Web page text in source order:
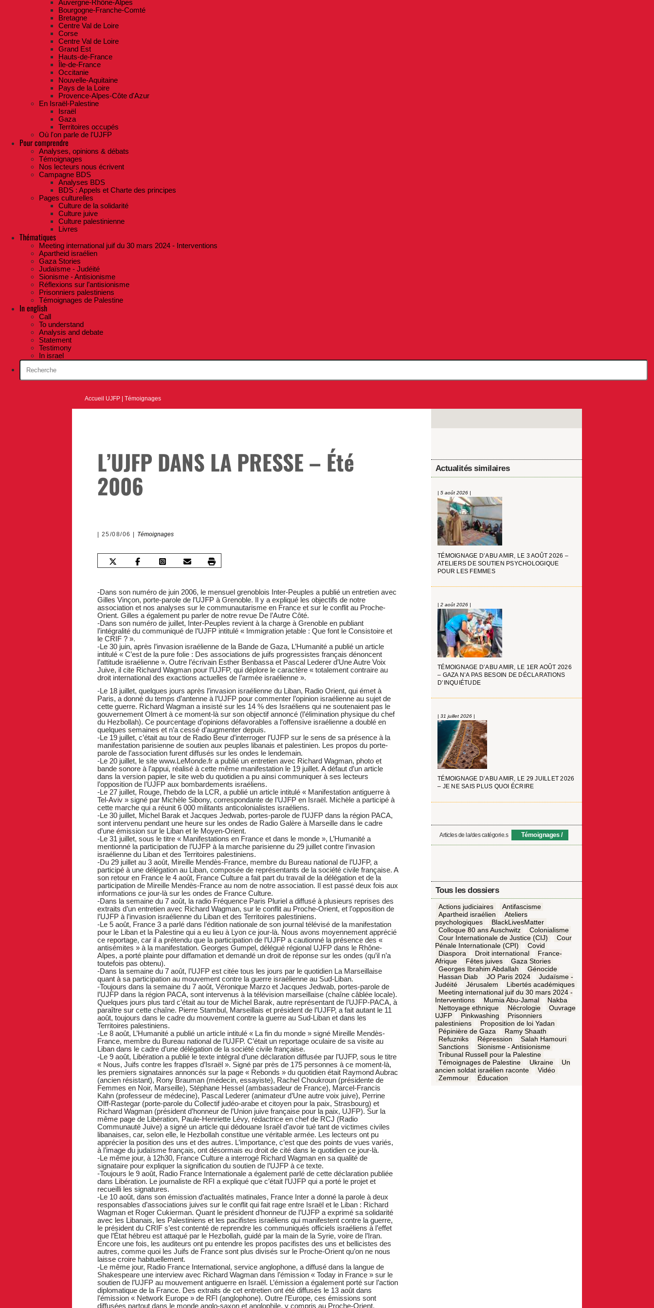
Auvergne-Rhône-Alpes
Bourgogne-Franche-Comté
Bretagne
Centre Val de Loire
Corse
Centre Val de Loire
Grand Est
Hauts-de-France
Île-de-France
Occitanie
Nouvelle-Aquitaine
Pays de la Loire
Provence-Alpes-Côte d'Azur
En Israël-Palestine
Israël
Gaza
Territoires occupés
Où l'on parle de l'UJFP
Pour comprendre
Analyses, opinions & débats
Témoignages
Nos lecteurs nous écrivent
Campagne BDS
Analyses BDS
BDS : Appels et Charte des principes
Pages culturelles
Culture de la solidarité
Culture juive
Culture palestinienne
Livres
Thématiques
Meeting international juif du 30 mars 2024 - Interventions
Apartheid israélien
Gaza Stories
Judaïsme - Judéité
Sionisme - Antisionisme
Réflexions sur l’antisionisme
Prisonniers palestiniens
Témoignages de Palestine
In english
Call
To understand
Analysis and debate
Statement
Testimony
In israel
Accueil UJFP |Témoignages
L’UJFP DANS LA PRESSE – Été
2006
25/08/06 Témoignages
-Dans son numéro de juin 2006, le mensuel grenoblois Inter-Peuples a publié un entretien avec
Gilles Vinçon, porte-parole de l’UJFP à Grenoble. Il y a expliqué les objectifs de notre
association et nos analyses sur le communautarisme en France et sur le conflit au Proche-
Orient. Gilles a également pu parler de notre revue De l’Autre Côté.
-Dans son numéro de juillet, Inter-Peuples revient à la charge à Grenoble en publiant
l’intégralité du communiqué de l’UJFP intitulé « Immigration jetable : Que font le Consistoire et
le CRIF ? ».
-Le 30 juin, après l’invasion israélienne de la Bande de Gaza, L’Humanité a publié un article
intitulé « C’est de la pure folie : Des associations de juifs progressistes français dénoncent
l’attitude israélienne ». Outre l’écrivain Esther Benbassa et Pascal Lederer d’Une Autre Voix
Juive, il cite Richard Wagman pour l’UJFP, qui déplore le caractère « totalement contraire au
droit international des exactions actuelles de l’armée israélienne ».
-Le 18 juillet, quelques jours après l’invasion israélienne du Liban, Radio Orient, qui émet à
Paris, a donné du temps d’antenne à l’UJFP pour commenter l’opinion israélienne au sujet de
cette guerre. Richard Wagman a insisté sur les 14 % des Israéliens qui ne soutenaient pas le
gouvernement Olmert à ce moment-là sur son objectif annoncé (l’élimination physique du chef
du Hezbollah). Ce pourcentage d’opinions défavorables a l’offensive israélienne a doublé en
quelques semaines et n’a cessé d’augmenter depuis.
-Le 19 juillet, c’était au tour de Radio Beur d’interroger l’UJFP sur le sens de sa présence à la
manifestation parisienne de soutien aux peuples libanais et palestinien. Les propos du porte-
parole de l’association furent diffusés sur les ondes le lendemain.
-Le 20 juillet, le site www.LeMonde.fr a publié un entretien avec Richard Wagman, photo et
bande sonore à l’appui, réalisé à cette même manifestation le 19 juillet. A défaut d’un article
dans la version papier, le site web du quotidien a pu ainsi communiquer à ses lecteurs
l’opposition de l’UJFP aux bombardements israéliens.
-Le 27 juillet, Rouge, l’hebdo de la LCR, a publié un article intitulé « Manifestation antiguerre à
Tel-Aviv » signé par Michèle Sibony, correspondante de l’UJFP en Israël. Michèle a participé à
cette marche qui a réunit 6 000 militants anticolonialistes israéliens.
-Le 30 juillet, Michel Barak et Jacques Jedwab, portes-parole de l’UJFP dans la région PACA,
sont intervenu pendant une heure sur les ondes de Radio Galère à Marseille dans le cadre
d’une émission sur le Liban et le Moyen-Orient.
-Le 31 juillet, sous le titre « Manifestations en France et dans le monde », L’Humanité a
mentionné la participation de l’UJFP à la marche parisienne du 29 juillet contre l’invasion
israélienne du Liban et des Territoires palestiniens.
-Du 29 juillet au 3 août, Mireille Mendès-France, membre du Bureau national de l’UJFP, a
participé à une délégation au Liban, composée de représentants de la société civile française. A
son retour en France le 4 août, France Culture a fait part du travail de la délégation et de la
participation de Mireille Mendès-France au nom de notre association. Il est passé deux fois aux
informations ce jour-là sur les ondes de France Culture.
-Dans la semaine du 7 août, la radio Fréquence Paris Pluriel a diffusé à plusieurs reprises des
extraits d’un entretien avec Richard Wagman, sur le conflit au Proche-Orient, et l’opposition de
l’UJFP à l’invasion israélienne du Liban et des Territoires palestiniens.
-Le 5 août, France 3 a parlé dans l’édition nationale de son journal télévisé de la manifestation
pour le Liban et la Palestine qui a eu lieu à Lyon ce jour-là. Nous avons moyennement apprécié
ce reportage, car il a prétendu que la participation de l’UJFP a cautionné la présence des «
antisémites » à la manifestation. Georges Gumpel, délégué régional UJFP dans le Rhône-
Alpes, a porté plainte pour diffamation et demandé un droit de réponse sur les ondes (qu’il n’a
toutefois pas obtenu).
-Dans la semaine du 7 août, l’UJFP est citée tous les jours par le quotidien La Marseillaise
quant à sa participation au mouvement contre la guerre israélienne au Sud-Liban.
-Toujours dans la semaine du 7 août, Véronique Marzo et Jacques Jedwab, portes-parole de
l’UJFP dans la région PACA, sont intervenus à la télévision marseillaise (chaîne câblée locale).
Quelques jours plus tard c’était au tour de Michel Barak, autre représentant de l’UJFP-PACA, à
paraître sur cette chaîne. Pierre Stambul, Marseillais et président de l’UJFP, a fait autant le 11
août, toujours dans le cadre du mouvement contre la guerre au Sud-Liban et dans les
Territoires palestiniens.
-Le 8 août, L’Humanité a publié un article intitulé « La fin du monde » signé Mireille Mendès-
France, membre du Bureau national de l’UJFP. C’était un reportage oculaire de sa visite au
Liban dans le cadre d’une délégation de la société civile française.
-Le 9 août, Libération a publié le texte intégral d’une déclaration diffusée par l’UJFP, sous le titre
« Nous, Juifs contre les frappes d’Israël ». Signé par près de 175 personnes à ce moment-là,
les premiers signataires annoncés sur la page « Rebonds » du quotidien était Raymond Aubrac
(ancien résistant), Rony Brauman (médecin, essayiste), Rachel Choukroun (présidente de
Femmes en Noir, Marseille), Stéphane Hessel (ambassadeur de France), Marcel-Francis
Kahn (professeur de médecine), Pascal Lederer (animateur d’Une autre voix juive), Perrine
Olff-Rastegar (porte-parole du Collectif judéo-arabe et citoyen pour la paix, Strasbourg) et
Richard Wagman (président d’honneur de l’Union juive française pour la paix, UJFP). Sur la
même page de Libération, Paule-Henriette Lévy, rédactrice en chef de RCJ (Radio
Communauté Juive) a signé un article qui dédouane Israël d’avoir tué tant de victimes civiles
libanaises, car, selon elle, le Hezbollah constitue une véritable armée. Les lecteurs ont pu
apprécier la position des uns et des autres. L’importance, c’est que des points de vues variés,
à l’image du judaïsme français, ont désormais eu droit de cité dans le quotidien ce jour-là.
-Le même jour, à 12h30, France Culture a interrogé Richard Wagman en sa qualité de
signataire pour expliquer la signification du soutien de l’UJFP à ce texte.
-Toujours le 9 août, Radio France Internationale a également parlé de cette déclaration publiée
dans Libération. Le journaliste de RFI a expliqué que c’était l’UJFP qui a porté le projet et
recueilli les signatures.
-Le 10 août, dans son émission d’actualités matinales, France Inter a donné la parole à deux
responsables d’associations juives sur le conflit qui fait rage entre Israël et le Liban : Richard
Wagman et Roger Cukierman. Quant le président d’honneur de l’UJFP a exprimé sa solidarité
avec les Libanais, les Palestiniens et les pacifistes israéliens qui manifestent contre la guerre,
le président du CRIF s’est contenté de reprendre les communiqués officiels israéliens à l’effet
que l’État hébreu est attaqué par le Hezbollah, guidé par la main de la Syrie, voire de l’Iran.
Encore une fois, les auditeurs ont pu entendre les propos pacifistes des uns et bellicistes des
autres, comme quoi les Juifs de France sont plus divisés sur le Proche-Orient qu’on ne nous
laisse croire habituellement.
-Le même jour, Radio France International, service anglophone, a diffusé dans la langue de
Shakespeare une interview avec Richard Wagman dans l’émission « Today in France » sur le
soutien de l’UJFP au mouvement antiguerre en Israël. L’émission a également porté sur l’action
diplomatique de la France. Des extraits de cet entretien ont été diffusés le 13 août dans
l’émission « Network Europe » de RFI (anglophone). Outre l’Europe, ces émissions sont
diffusées partout dans le monde anglo-saxon et anglophile, y compris au Proche-Orient.
Actualités similaires
| 5 août 2026 |
TÉMOIGNAGE D’ABU AMIR, LE 3 AOÛT 2026 –
ATELIERS DE SOUTIEN PSYCHOLOGIQUE
POUR LES FEMMES
| 2 août 2026 |
TÉMOIGNAGE D’ABU AMIR, LE 1ER AOÛT 2026
– GAZA N’A PAS BESOIN DE DÉCLARATIONS
D’INQUIÉTUDE
| 31 juillet 2026 |
TÉMOIGNAGE D’ABU AMIR, LE 29 JUILLET 2026
– JE NE SAIS PLUS QUOI ÉCRIRE
Articles de la/des catégorie.s Témoignages
Tous les dossiers
Actions judiciaires
Antifascisme
Apartheid israélien
Ateliers
psychologiques
BlackLivesMatter
Colloque 80 ans Auschwitz
Colonialisme
Cour Internationale de Justice (CIJ)
Cour
Pénale Internationale (CPI)
Covid
Diaspora
Droit international
France-
Afrique
Fêtes juives
Gaza Stories
Georges Ibrahim Abdallah
Génocide
Hassan Diab
JO Paris 2024
Judaïsme -
Judéité
Jérusalem
Libertés académiques
Meeting international juif du 30 mars 2024 -
Interventions
Mumia Abu-Jamal
Nakba
Nettoyage ethnique
Nécrologie
Ouvrage
UJFP
Pinkwashing
Prisonniers
palestiniens
Proposition de loi Yadan
Pépinière de Gaza
Ramy Shaath
Refuzniks
Répression
Salah Hamouri
Sanctions
Sionisme - Antisionisme
Tribunal Russell pour la Palestine
Témoignages de Palestine
Ukraine
Un
ancien soldat israélien raconte
Vidéo
Zemmour
Éducation